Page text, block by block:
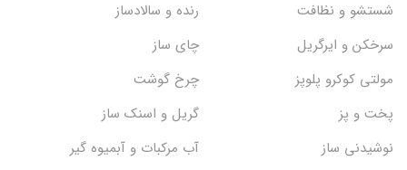
شستشو و نظافت
رنده و سالادساز
سرخکن و ایرگریل
چای ساز
مولتی کوکرو پلوپز
چرخ گوشت
پخت و پز
گریل و اسنک‌ ساز
نوشیدنی ساز
آب مرکبات و آبمیوه گیر